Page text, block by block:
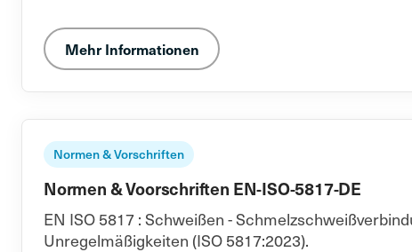
Mehr Informationen
Normen & Vorschriften
Normen & Voorschriften EN-ISO-5817-DE
EN ISO 5817 : Schweißen -
Unregelmäßigkeiten (ISO 5817:2023).